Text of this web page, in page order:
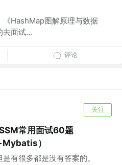
HashMap图解原理与数据
去面试...
评论
关注
常用面试60题
）
有很多都是没有答案的。